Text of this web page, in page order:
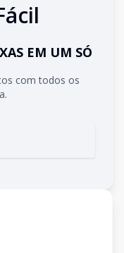
EM UM SÓ
com todos os